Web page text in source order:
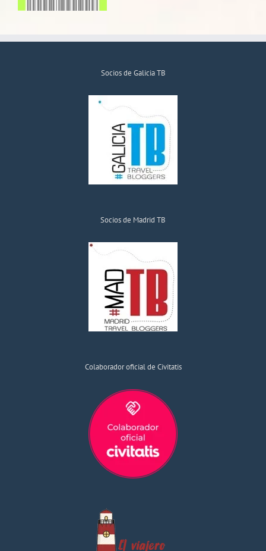
Socios de Galicia TB
Socios de Madrid TB
Colaborador oficial de Civitatis